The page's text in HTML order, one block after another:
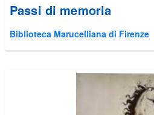
Passi di memoria
Biblioteca Marucelliana di Firenze